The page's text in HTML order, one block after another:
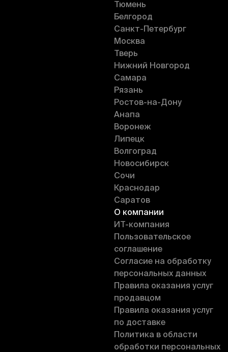
Тюмень
Белгород
Санкт-Петербург
Москва
Тверь
Нижний Новгород
Самара
Рязань
Ростов-на-Дону
Анапа
Воронеж
Липецк
Волгоград
Новосибирск
Сочи
Краснодар
Саратов
О компании
ИT-компания
Пользовательское
соглашение
Согласие на обработку
персональных данных
Правила оказания услуг
продавцом
Правила оказания услуг
по доставке
Политика в области
обработки персональных